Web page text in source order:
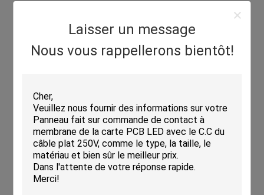
Laisser un message
Nous vous rappellerons bientôt!
Applications:
Commutateur de membrane de PCB Solution parfaite pour